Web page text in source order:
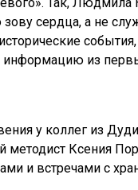
сердца, а не
информацию из
у коллег из
методист Ксения
и встречами с